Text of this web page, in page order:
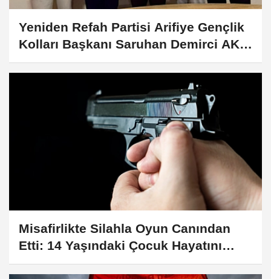
Yeniden Refah Partisi Arifiye Gençlik
Kolları Başkanı Saruhan Demirci AK
Gençlik Arifiye’ye Katıldı
Misafirlikte Silahla Oyun Canından
Etti: 14 Yaşındaki Çocuk Hayatını
Kaybetti